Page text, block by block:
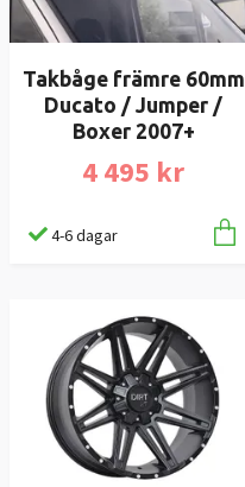
Takbåge främre 60mm
Ducato / Jumper /
Boxer 2007+
4 495 kr
4-6 dagar